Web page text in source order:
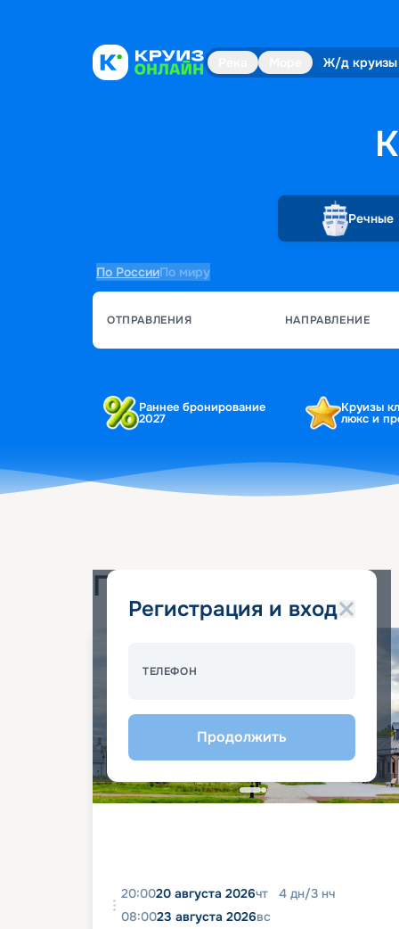
Ж/д круизы
Речные
По РоссииПо миру
ОТПРАВЛЕНИЯ НАПРАВЛЕНИЕ
Раннее бронирование
2027
Круизы
люкс и
Регистрация и вход
ТЕЛЕФОН
Продолжить
Популярные круизы
20:0020 августа 2026чт 4 дн/3 нч
08:0023 августа 2026вс